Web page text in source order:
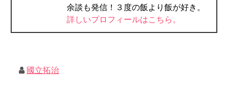
余談も発信！３度の飯より飯が好き。
詳しいプロフィールはこちら。
國立拓治